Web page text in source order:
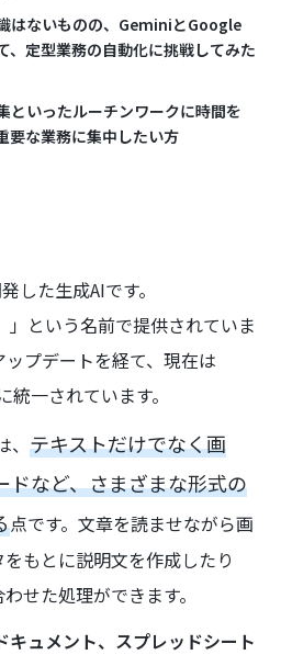
はないものの、GeminiとGoogle
、定型業務の自動化に挑戦してみた
といったルーチンワークに時間を
要な業務に集中したい方
した生成AIです。
という名前で提供されていま
プデートを経て、現在は
統一されています。
、テキストだけでなく画
ドなど、さまざまな形式の
点です。文章を読ませながら画
もとに説明文を作成したり
せた処理ができます。
ュメント、スプレッドシート